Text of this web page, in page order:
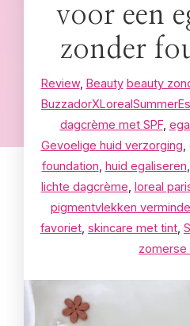
voor een
zonder
Review, Beauty beauty
dagcrème met SPF,
Gevoelige huid verzorging
foundation huid egaliseren
lichte dagcrème loreal
pigmentvlekken
favoriet skincare met tint
zomerse